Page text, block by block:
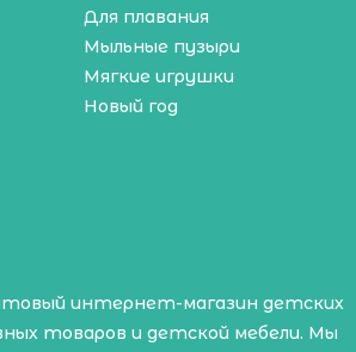
Для плавания
Мыльные пузыри
Мягкие игрушки
Новый год
интернет-магазин детских
товаров и детской мебели. Мы